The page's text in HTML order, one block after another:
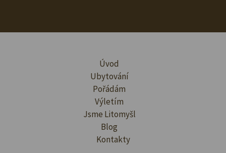
Úvod
Ubytování
Pořádám
Výletím
Jsme Litomyšl
Blog
Kontakty